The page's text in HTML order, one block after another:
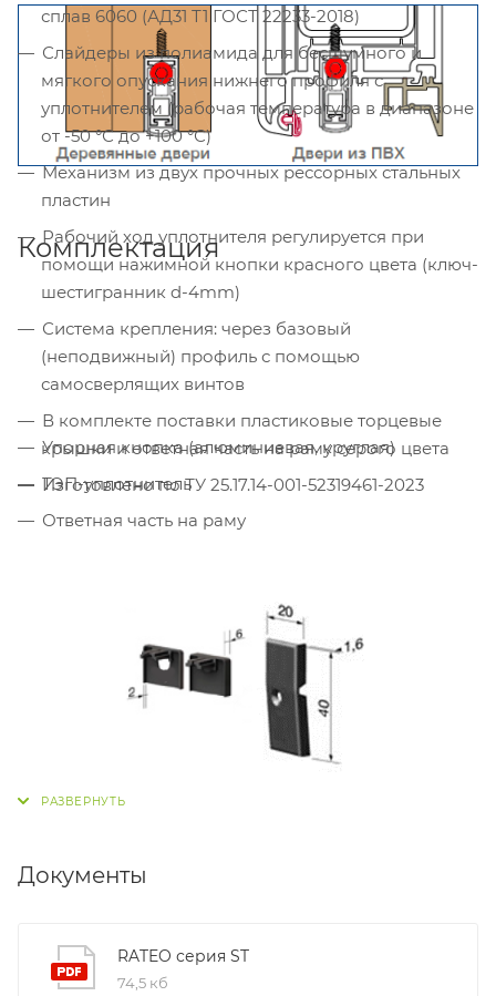
сплав 6060 (АД31 Т1 ГОСТ 22233-2018)
Слайдеры из полиамида для бесшумного и
мягкого опускания нижнего профиля с
уплотнителем (рабочая температура в диапазоне
от -50 °С до +100 °С)
Механизм из двух прочных рессорных стальных
пластин
Рабочий ход уплотнителя регулируется при
помощи нажимной кнопки красного цвета (ключ-
шестигранник d-4mm)
Система крепления: через базовый
(неподвижный) профиль с помощью
самосверлящих винтов
В комплекте поставки пластиковые торцевые
крышки и ответная часть на раму серого цвета
Изготовлено по ТУ 25.17.14-001-52319461-2023
Комплектация
Упорная кнопка (алюминиевая, круглая)
ТЭП-уплотнитель
Ответная часть на раму
Документы
RATEO серия ST
74,5 кб